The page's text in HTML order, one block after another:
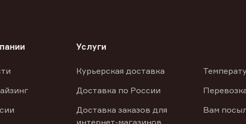
Услуги
Курьерская доставка
Доставка по России
Доставка заказов для
интернет-магазинов
Вам